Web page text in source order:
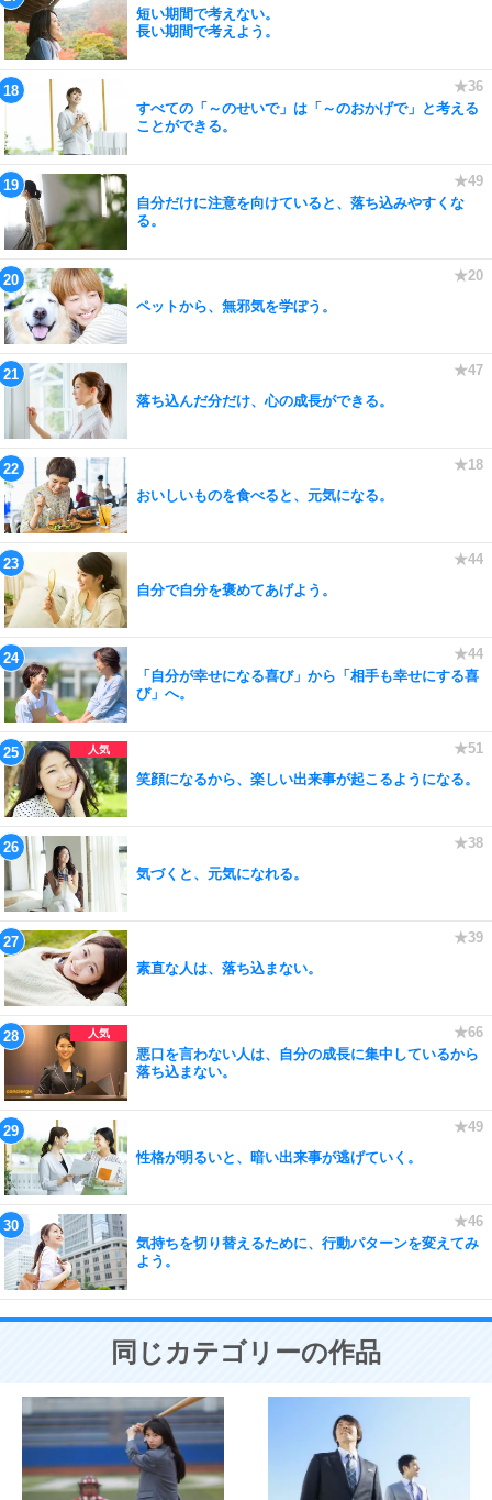
短い期間で考えない。
長い期間で考えよう。
すべての「～のせいで」は「～のおかげで」と考える
ことができる。
自分だけに注意を向けていると、落ち込みやすくな
る。
ペットから、無邪気を学ぼう。
落ち込んだ分だけ、心の成長ができる。
おいしいものを食べると、元気になる。
自分で自分を褒めてあげよう。
「自分が幸せになる喜び」から「相手も幸せにする喜
び」へ。
笑顔になるから、楽しい出来事が起こるようになる。
気づくと、元気になれる。
素直な人は、落ち込まない。
悪口を言わない人は、自分の成長に集中しているから
落ち込まない。
性格が明るいと、暗い出来事が逃げていく。
気持ちを切り替えるために、行動パターンを変えてみ
よう。
同じカテゴリーの作品